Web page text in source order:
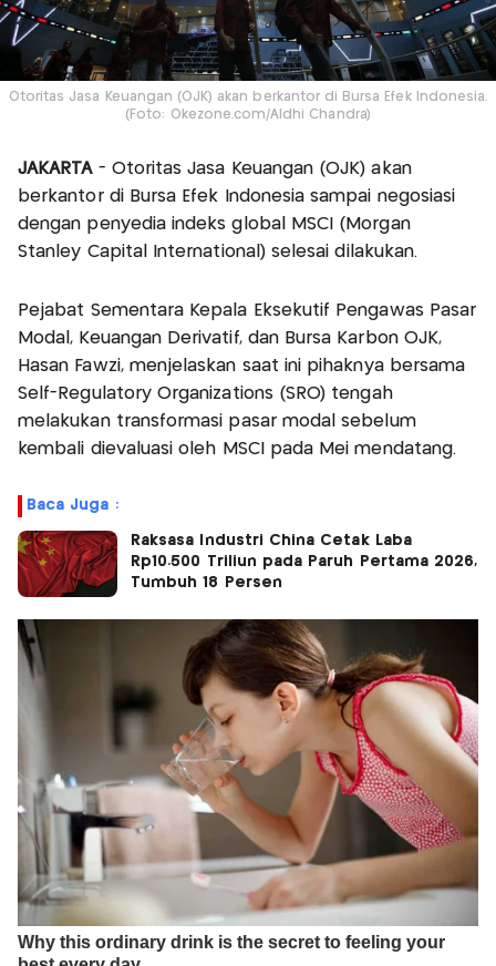
Otoritas Jasa Keuangan (OJK) akan berkantor di Bursa Efek Indonesia.
(Foto: Okezone.com/Aldhi Chandra)
JAKARTA - Otoritas Jasa Keuangan (OJK) akan
berkantor di Bursa Efek Indonesia sampai negosiasi
dengan penyedia indeks global MSCI (Morgan
Stanley Capital International) selesai dilakukan.
Pejabat Sementara Kepala Eksekutif Pengawas Pasar
Modal, Keuangan Derivatif, dan Bursa Karbon OJK,
Hasan Fawzi, menjelaskan saat ini pihaknya bersama
Self-Regulatory Organizations (SRO) tengah
melakukan transformasi pasar modal sebelum
kembali dievaluasi oleh MSCI pada Mei mendatang.
Baca Juga :
Raksasa Industri China Cetak Laba
Rp10.500 Triliun pada Paruh Pertama 2026,
Tumbuh 18 Persen